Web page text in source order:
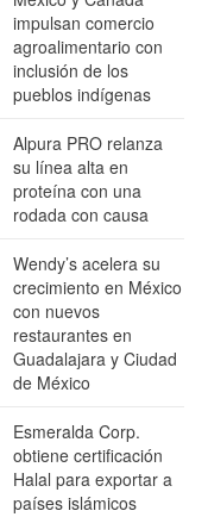
impulsan comercio
agroalimentario con
inclusión de los
pueblos indígenas
Alpura PRO relanza
su línea alta en
proteína con una
rodada con causa
Wendy’s acelera su
crecimiento en México
con nuevos
restaurantes en
Guadalajara y Ciudad
de México
Esmeralda Corp.
obtiene certificación
Halal para exportar a
países islámicos